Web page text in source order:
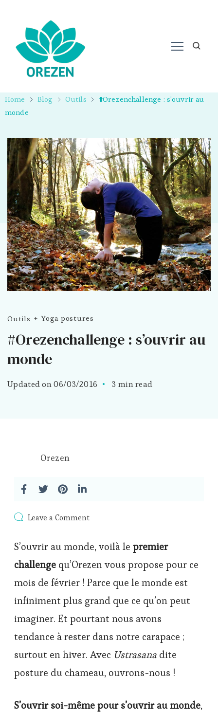
Home Blog Outils
#Orezenchallenge : s’ouvrir au
monde
Outils Yoga postures
#Orezenchallenge : s’ouvrir au
monde
Updated on06/03/2016 3 min read
Orezen
Leave a Commenton
s’ouvrir
monde
S’ouvrir au monde, voilà le premier
challenge qu’Orezen vous propose pour ce
mois de février ! Parce que le monde est
infiniment plus grand que ce qu’on peut
imaginer. Et pourtant nous avons
tendance à rester dans notre carapace ;
surtout en hiver. Avec Ustrasana dite
posture du chameau, ouvrons-nous !
S’ouvrir soi-même pour s’ouvrir au monde,